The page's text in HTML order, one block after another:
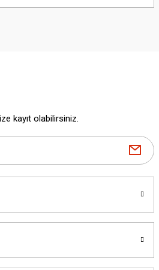
öneri formunu kullanarak tarafımıza
olmalı.
kayıt olabilirsiniz.